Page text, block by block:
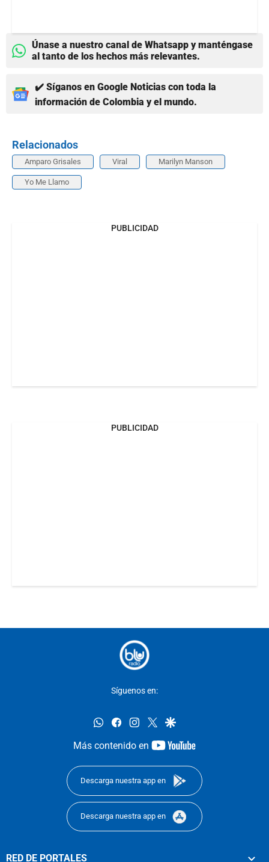
Únase a nuestro canal de Whatsapp y manténgase
al tanto de los hechos más relevantes.
✔️ Síganos en Google Noticias con toda la
información de Colombia y el mundo.
Relacionados
Amparo Grisales Viral Marilyn Manson
Yo Me Llamo
PUBLICIDAD
PUBLICIDAD
Síguenos en:
whatsappfacebookinstagram
twittergoogle
Más contenido en
youtube-
Descarga nuestra app en
Descarga nuestra app en
RED DE PORTALES